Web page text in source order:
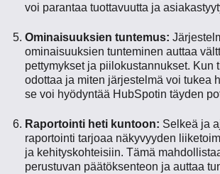
voi parantaa tuottavuutta ja
Ominaisuuksien tuntemus:
ominaisuuksien tunteminen auttaa
pettymykset ja piilokustannukset. Kun
odottaa ja miten järjestelmä voi tukea
se voi hyödyntää HubSpotin täyden
Raportointi heti kuntoon: Selkeä ja
raportointi tarjoaa näkyvyyden
ja kehityskohteisiin. Tämä
perustuvan päätöksenteon ja auttaa